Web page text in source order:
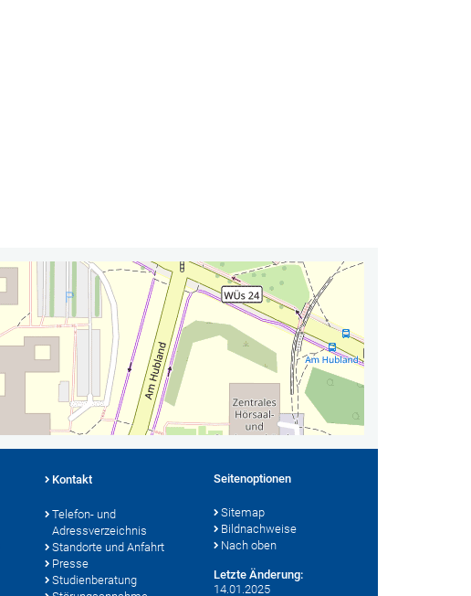
Kontakt
Telefon- und
Adressverzeichnis
Standorte und Anfahrt
Presse
Studienberatung
Seitenoptionen
Sitemap
Bildnachweise
Nach oben
Letzte Änderung:
14.01.2025